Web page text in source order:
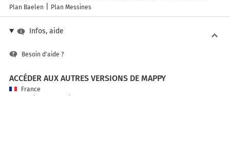
Plan Baelen
Plan Messines
Infos, aide
Besoin d'aide ?
ACCÉDER AUX AUTRES VERSIONS DE MAPPY
France